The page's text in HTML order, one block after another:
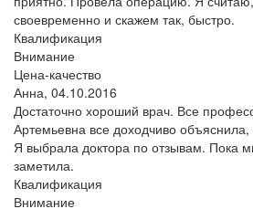
своевременно и скажем так, быстро.
Квалификация
Внимание
Цена-качество
Анна, 04.10.2016
Достаточно хороший врач. Все
Артемьевна все доходчиво
Я выбрала доктора по отзывам. Пока
заметила.
Квалификация
Внимание